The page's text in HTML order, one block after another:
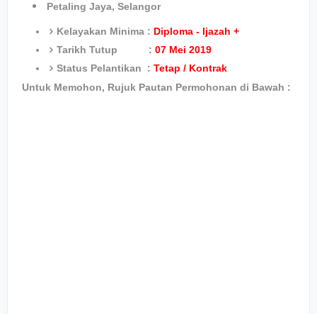
Petaling Jaya, Selangor
Kelayakan Minima : Diploma - Ijazah +
Tarikh Tutup : 07 Mei 2019
Status Pelantikan : Tetap / Kontrak
Untuk Memohon, Rujuk Pautan Permohonan di Bawah :